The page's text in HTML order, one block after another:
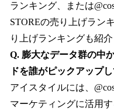
ランキング、または
STOREの売り上げラン
り上げランキングも紹介
Q. 膨大なデータ群の中
ドを誰がピックアップ
アイスタイルには、
マーケティングに活用